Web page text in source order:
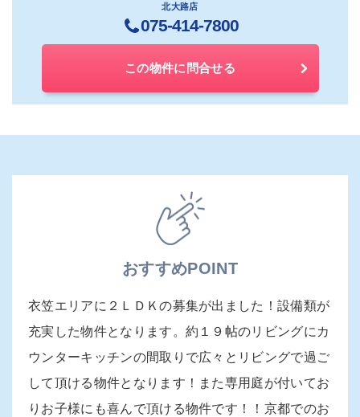
北大路店
075-414-7800
この物件に問合せる
おすすめPOINT
衣笠エリアに２ＬＤＫの募集が出ました！設備類が
充実した物件となります。約１９帖のリビングにカ
ウンターキッチンの間取りで広々とリビングで過ご
して頂ける物件となります！また専用庭が付いてお
りお子様にも喜んで頂ける物件です！！京都でのお